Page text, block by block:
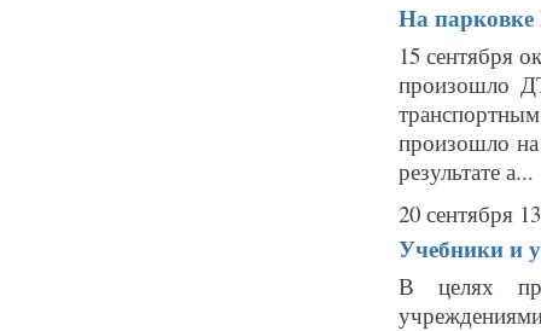
На
15 сентября
произошло
произошло
результате а...
20 сентября
Учебники и
В целях